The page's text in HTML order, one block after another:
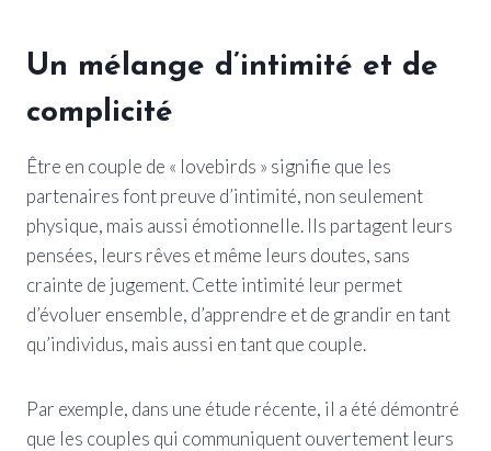
Un mélange d’intimité et de
complicité
Être en couple de « lovebirds » signifie que les
partenaires font preuve d’intimité, non seulement
physique, mais aussi émotionnelle. Ils partagent leurs
pensées, leurs rêves et même leurs doutes, sans
crainte de jugement. Cette intimité leur permet
d’évoluer ensemble, d’apprendre et de grandir en tant
qu’individus, mais aussi en tant que couple.
Par exemple, dans une étude récente, il a été démontré
que les couples qui communiquent ouvertement leurs